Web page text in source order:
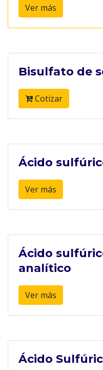
Ver más
Bisulfato de
Cotizar
Ácido
Ver más
Ácido
analítico
Ver más
Ácido